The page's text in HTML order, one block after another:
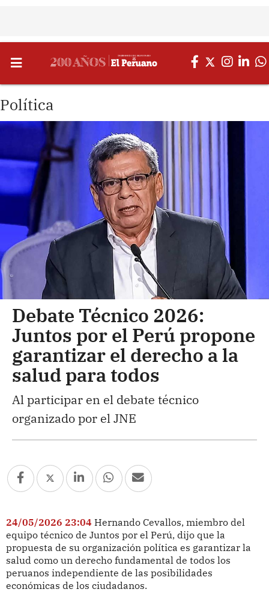
Política
Debate Técnico 2026:
Juntos por el Perú propone
garantizar el derecho a la
salud para todos
Al participar en el debate técnico
organizado por el JNE
24/05/2026 23:04 Hernando Cevallos, miembro del
equipo técnico de Juntos por el Perú, dijo que la
propuesta de su organización política es garantizar la
salud como un derecho fundamental de todos los
peruanos independiente de las posibilidades
económicas de los ciudadanos.